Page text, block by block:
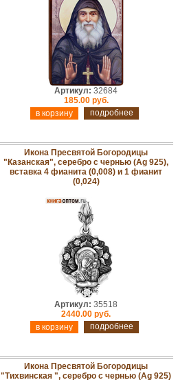
Артикул: 32684
185.00 руб.
подробнее
Икона Пресвятой Богородицы
"Казанская", серебро с чернью (Ag 925),
вставка 4 фианита (0,008) и 1 фианит
(0,024)
Артикул: 35518
2440.00 руб.
подробнее
Икона Пресвятой Богородицы
"Тихвинская ", серебро с чернью (Ag 925)